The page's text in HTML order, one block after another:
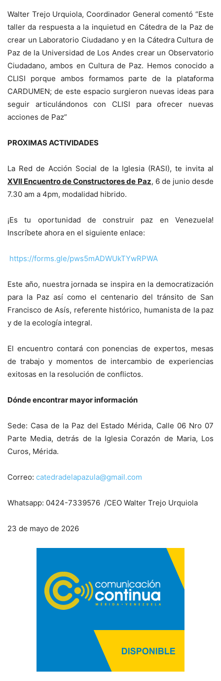
Walter Trejo Urquiola, Coordinador General comentó “Este
taller da respuesta a la inquietud en Cátedra de la Paz de
crear un Laboratorio Ciudadano y en la Cátedra Cultura de
Paz de la Universidad de Los Andes crear un Observatorio
Ciudadano, ambos en Cultura de Paz. Hemos conocido a
CLISI porque ambos formamos parte de la plataforma
CARDUMEN; de este espacio surgieron nuevas ideas para
seguir articulándonos con CLISI para ofrecer nuevas
acciones de Paz”
PROXIMAS ACTIVIDADES
La Red de Acción Social de la Iglesia (RASI), te invita al
XVII Encuentro de Constructores de Paz, 6 de junio desde
7.30 am a 4pm, modalidad hibrido.
¡Es tu oportunidad de construir paz en Venezuela!
Inscríbete ahora en el siguiente enlace:
https://forms.gle/pws5mADWUkTYwRPWA
Este año, nuestra jornada se inspira en la democratización
para la Paz así como el centenario del tránsito de San
Francisco de Asís, referente histórico, humanista de la paz
y de la ecología integral.
El encuentro contará con ponencias de expertos, mesas
de trabajo y momentos de intercambio de experiencias
exitosas en la resolución de conflictos.
Dónde encontrar mayor información
Sede: Casa de la Paz del Estado Mérida, Calle 06 Nro 07
Parte Media, detrás de la Iglesia Corazón de Maria, Los
Curos, Mérida.
Correo: catedradelapazula@gmail.com
Whatsapp: 0424-7339576 /CEO Walter Trejo Urquiola
23 de mayo de 2026